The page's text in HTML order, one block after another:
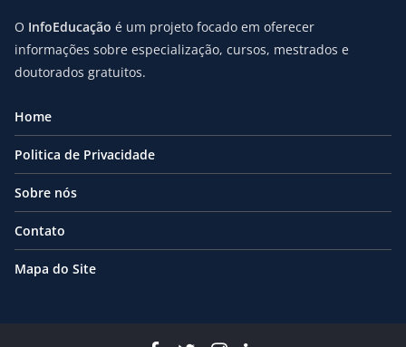
O InfoEducação é um projeto focado em oferecer
informações sobre especialização, cursos, mestrados e
doutorados gratuitos.
Home
Politica de Privacidade
Sobre nós
Contato
Mapa do Site